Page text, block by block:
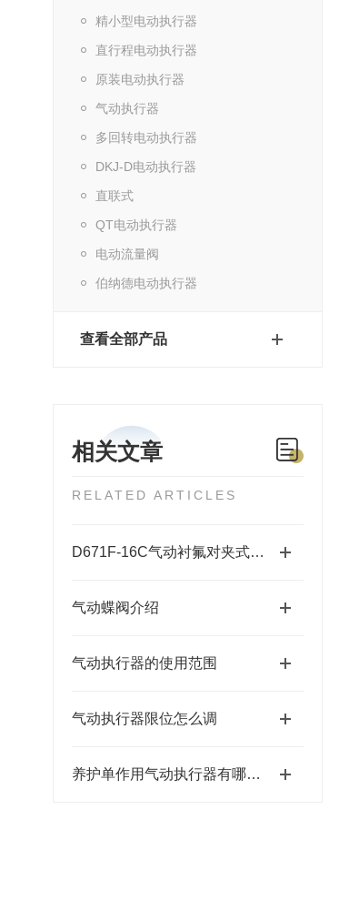
精小型电动执行器
直行程电动执行器
原装电动执行器
气动执行器
多回转电动执行器
DKJ-D电动执行器
直联式
QT电动执行器
电动流量阀
伯纳德电动执行器
查看全部产品
相关文章
RELATED ARTICLES
D671F-16C气动衬氟对夹式蝶阀的参数
气动蝶阀介绍
气动执行器的使用范围
气动执行器限位怎么调
养护单作用气动执行器有哪些细节